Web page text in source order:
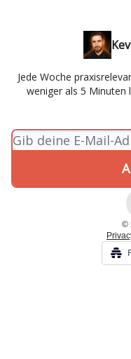
Jede Woche
weniger als 5 Minuten
©